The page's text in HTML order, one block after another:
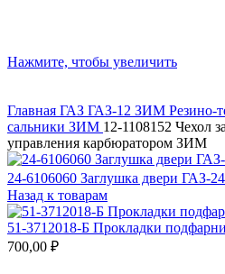
Нажмите, чтобы увеличить
Главная ГАЗ ГАЗ-12 ЗИМ Резино-
сальники ЗИМ 12-1108152 Чехол
управления карбюратором ЗИМ
24-6106060 Заглушка двери ГАЗ-24
Назад к товарам
51-3712018-Б Прокладки
700,00 ₽